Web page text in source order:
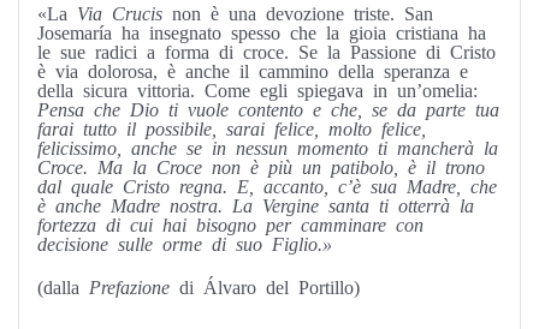
«La Via Crucisnon è una devozione triste. San
Josemaría ha insegnato spesso che la gioia cristia­na ha
le sue radici a forma di croce. Se la Passione di Cristo
è via dolorosa, è anche il cammino della speranza e
della sicura vittoria. Come egli spie­gava in un’omelia:
Pensa che Dio ti vuole con­tento e che, se da parte tua
farai tutto il possibile, sarai felice, molto felice,
felicissimo, anche se in nessun momento ti mancherà la
Croce. Ma la Croce non è più un patibolo, è il trono
dal quale Cristo regna. E, accanto, c’è sua Madre, che
è anche Madre nostra. La Vergine santa ti otterrà la
fortezza di cui hai bisogno per camminare con
decisione sulle orme di suo Figlio.»
(dalla Prefazionedi Álvaro del Portillo)